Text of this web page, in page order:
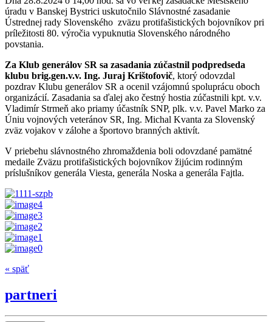
úradu v Banskej Bystrici uskutočnilo Slávnostné zasadanie
Ústrednej rady Slovenského zväzu protifašistických bojovníkov pri
príležitosti 80. výročia vypuknutia Slovenského národného
povstania.
Za Klub generálov SR sa zasadania zúčastnil podpredseda
klubu brig.gen.v.v. Ing. Juraj Krištofovič, ktorý odovzdal
pozdrav Klubu generálov SR a ocenil vzájomnú spoluprácu oboch
organizácií. Zasadania sa ďalej ako čestný hostia zúčastnili kpt. v.v.
Vladimír Strmeň ako priamy účastník SNP, plk. v.v. Pavel Marko za
Úniu vojnových veteránov SR, Ing. Michal Kvanta za Slovenský
zväz vojakov v zálohe a športovo branných aktivít.
V priebehu slávnostného zhromaždenia boli odovzdané pamätné
medaile Zväzu protifašistických bojovníkov žijúcim rodinným
príslušníkov generála Viesta, generála Noska a generála Fajtla.
« späť
partneri